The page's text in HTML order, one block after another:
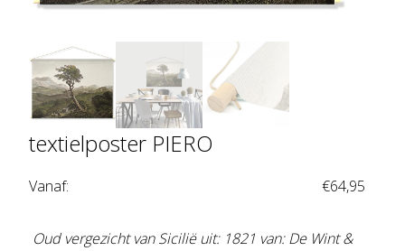
textielposter PIERO
Vanaf: €64,95
Oud vergezicht van Sicilië uit: 1821 van: De Wint &